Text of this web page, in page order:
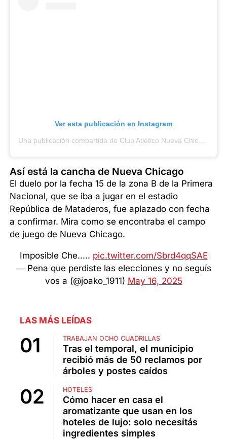
Ver esta publicación en Instagram
Así está la cancha de Nueva Chicago
El duelo por la fecha 15 de la zona B de la Primera
Nacional, que se iba a jugar en el estadio
República de Mataderos, fue aplazado con fecha
a confirmar. Mira como se encontraba el campo
de juego de Nueva Chicago.
Imposible Che..... pic.twitter.com/Sbrd4qqSAE
— Pena que perdiste las elecciones y no seguís
vos a (@joako_1911) May 16, 2025
LAS MÁS LEÍDAS
TRABAJAN OCHO CUADRILLAS
Tras el temporal, el municipio
recibió más de 50 reclamos por
árboles y postes caídos
HOTELES
Cómo hacer en casa el
aromatizante que usan en los
hoteles de lujo: solo necesitás
ingredientes simples